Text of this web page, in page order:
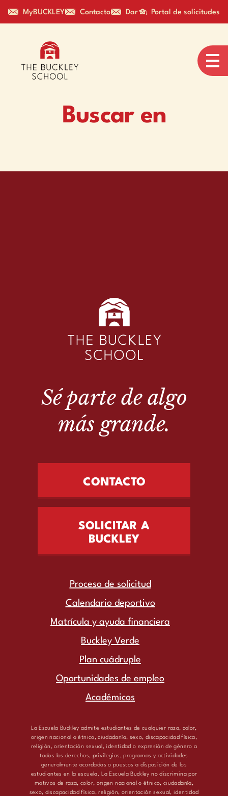
MyBUCKLEY Contacto Dar Portal de solicitudes
Buscar en
Sé parte de algo
más grande.
CONTACTO
SOLICITAR A
BUCKLEY
Proceso de solicitud
Calendario deportivo
Matrícula y ayuda financiera
Buckley Verde
Plan cuádruple
Oportunidades de empleo
Académicos
La Escuela Buckley admite estudiantes de cualquier raza, color,
origen nacional o étnico, ciudadanía, sexo, discapacidad física,
religión, orientación sexual, identidad o expresión de género a
todos los derechos, privilegios, programas y actividades
generalmente acordados o puestos a disposición de los
estudiantes en la escuela. La Escuela Buckley no discrimina por
motivos de raza, color, origen nacional o étnico, ciudadanía,
sexo, discapacidad física, religión, orientación sexual, identidad